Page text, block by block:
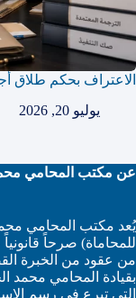
الاعتراف بحكم طلاق
يوليو 20, 2026
عن مكتب المحامي
يُعد مكتب المحامي
للمحاماة) صرحاً
من عقود من الخبرة
بقيادة المحامي محمد
التي تبرع في رسم